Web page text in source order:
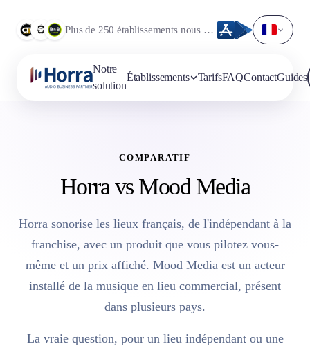
Plus de 250 établissements nous font déjà confiance.
Notre
solution
Établissements TarifsFAQContactGuides
COMPARATIF
Horra vs Mood Media
Horra sonorise les lieux français, de l'indépendant à la
franchise, avec un produit que vous pilotez vous-
même et un prix affiché. Mood Media est un acteur
installé de la musique en lieu commercial, présent
dans plusieurs pays.
La vraie question, pour un lieu indépendant ou une